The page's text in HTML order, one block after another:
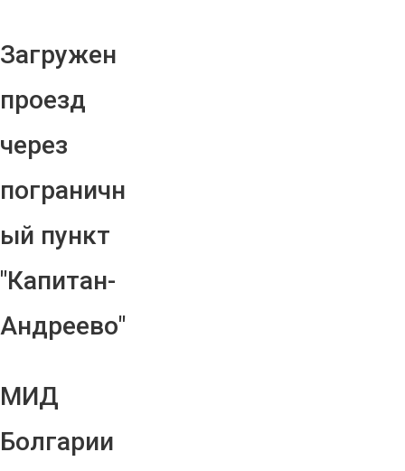
Загружен
проезд
через
пограничн
ый пункт
"Капитан-
Андреево"
МИД
Болгарии